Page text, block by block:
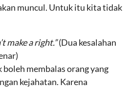
muncul. Untuk itu kita tidak
make a right.”(Dua kesalahan
membalas orang yang
kejahatan. Karena